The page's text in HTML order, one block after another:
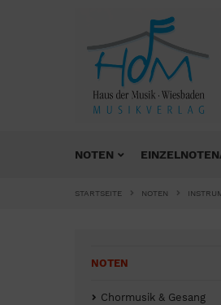
NOTEN
STARTSEITE NOTEN
NOTEN
Chormusik & Gesang